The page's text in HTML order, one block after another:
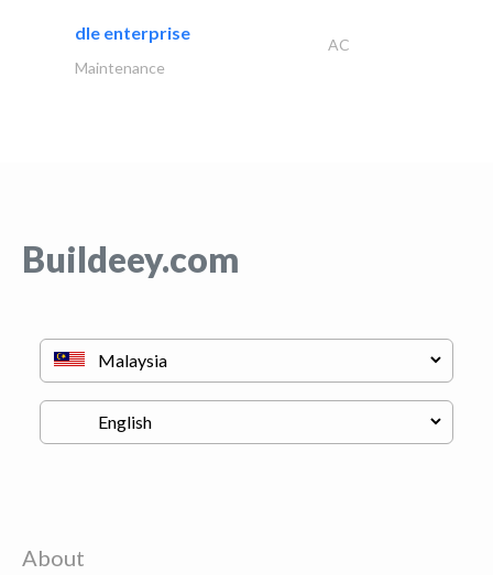
dle enterprise
AC
Maintenance
Buildeey.com
About